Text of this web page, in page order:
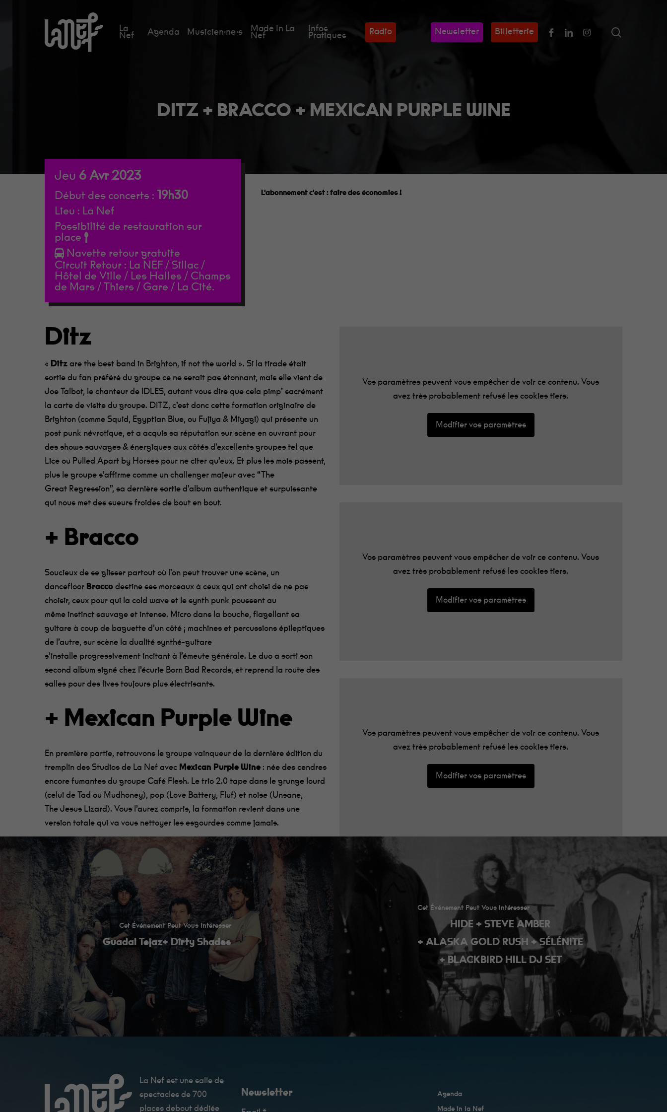
Appuie sur Entrée pour rechercher ou sur ESC pour fermer
La
Nef Agenda Musicien·ne·s Made In La
Nef
Infos
Pratiques Radio Newsletter Billetterie FacebookLinkedinInstagram
DITZ + BRACCO + MEXICAN PURPLE WINE
Jeu 6 Avr 2023
Début des concerts : 19h30
Lieu : La Nef
Possibilité de restauration sur
place
Navette retour gratuite
Circuit Retour : La NEF / Sillac /
Hôtel de Ville / Les Halles / Champs
de Mars / Thiers / Gare / La Cité.
L'abonnement c'est : faire des économies !
Ditz
« Ditz are the best band in Brighton, if not the world ». Si la tirade était
sortie du fan préféré du groupe ce ne serait pas étonnant, mais ellevient de
Joe Talbot, le chanteur de IDLES, autant vous dire que cela pimp’ sacrément
la carte de visite du groupe. DITZ,c’estdonccette formation originaire de
Brighton (comme Squid, Egyptian Blue, ou Fujiya & Miyagi) qui présente un
post punk névrotique, et a acquis sa réputation sur scène en ouvrant pour
des shows sauvages & énergiques aux côtés d’excellents groupes tel que
Lice ou Pulled Apart by Horses pour ne citer qu’eux. Et plus les mois passent,
plus le groupe s’affirme comme un challenger majeur avec“The
Great Regression”,sa dernière sortie d’album authentique et surpuissante
qui nous met des sueurs froides de bout en bout.
+ Bracco
Soucieux de se glisser partout où l’on peut trouver une scène, un
dancefloor Bracco destine ses morceaux à ceux qui ont choisi de ne pas
choisir,ceux pour qui la cold wave et lesynth punk poussent au
mêmeinstinct sauvage et intense. Micro dans la bouche, flagellant sa
guitare à coup de baguette d’un côté ; machines et percussions épileptiques
de l’autre, sur scène la dualité synthé-guitare
s’installe progressivementincitant à l’émeute générale. Le duoa sorti son
second album signé chez l’écurie Born Bad Records,et reprend la route des
salles pour des lives toujours plus électrisants.
+ Mexican Purple Wine
En première partie, retrouvons le groupe vainqueur de la dernière édition du
tremplin des Studios de La Nef avec Mexican Purple Wine : née des cendres
encore fumantes du groupe Café Flesh. Le trio 2.0 tape dans le grunge lourd
(celui deTad ou Mudhoney), pop (Love Battery, Fluf) et noise (Unsane,
TheJesus Lizard). Vous l’aurez compris, la formation revient dans une
version totale qui va vous nettoyer les esgourdes comme jamais.
Vos paramètres peuvent vous empêcher de voir ce contenu. Vous
avez très probablement refusé les cookies tiers.
Modifier vos paramètres
Vos paramètres peuvent vous empêcher de voir ce contenu. Vous
avez très probablement refusé les cookies tiers.
Modifier vos paramètres
Vos paramètres peuvent vous empêcher de voir ce contenu. Vous
avez très probablement refusé les cookies tiers.
Modifier vos paramètres
Cet Événement Peut Vous Intéresser
Guadal Tejaz+ Dirty Shades
Cet Événement Peut Vous Intéresser
HIDE + STEVE AMBER
+ ALASKA GOLD RUSH + SÉLÉNITE
+ BLACKBIRD HILL DJ SET
La Nef est une salle de
spectacles de 700
places debout dédiée
Newsletter Agenda
Made in la Nef